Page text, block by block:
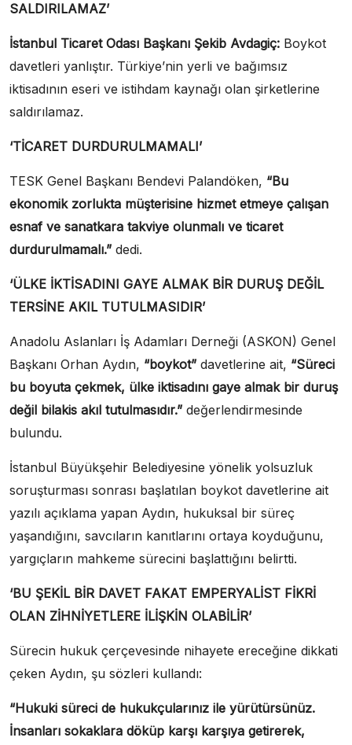
SALDIRILAMAZ’
İstanbul Ticaret Odası Başkanı Şekib Avdagiç: Boykot
davetleri yanlıştır. Türkiye’nin yerli ve bağımsız
iktisadının eseri ve istihdam kaynağı olan şirketlerine
saldırılamaz.
‘TİCARET DURDURULMAMALI’
TESK Genel Başkanı Bendevi Palandöken, “Bu
ekonomik zorlukta müşterisine hizmet etmeye çalışan
esnaf ve sanatkara takviye olunmalı ve ticaret
durdurulmamalı.” dedi.
‘ÜLKE İKTİSADINI GAYE ALMAK BİR DURUŞ DEĞİL
TERSİNE AKIL TUTULMASIDIR’
Anadolu Aslanları İş Adamları Derneği (ASKON) Genel
Başkanı Orhan Aydın, “boykot” davetlerine ait, “Süreci
bu boyuta çekmek, ülke iktisadını gaye almak bir duruş
değil bilakis akıl tutulmasıdır.” değerlendirmesinde
bulundu.
İstanbul Büyükşehir Belediyesine yönelik yolsuzluk
soruşturması sonrası başlatılan boykot davetlerine ait
yazılı açıklama yapan Aydın, hukuksal bir süreç
yaşandığını, savcıların kanıtlarını ortaya koyduğunu,
yargıçların mahkeme sürecini başlattığını belirtti.
‘BU ŞEKİL BİR DAVET FAKAT EMPERYALİST FİKRİ
OLAN ZİHNİYETLERE İLİŞKİN OLABİLİR’
Sürecin hukuk çerçevesinde nihayete ereceğine dikkati
çeken Aydın, şu sözleri kullandı:
“Hukuki süreci de hukukçularınız ile yürütürsünüz.
İnsanları sokaklara döküp karşı karşıya getirerek,